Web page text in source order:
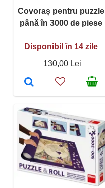
Covoraș pentru puzzle
până în 3000 de piese
Disponibil în 14 zile
130,00 Lei